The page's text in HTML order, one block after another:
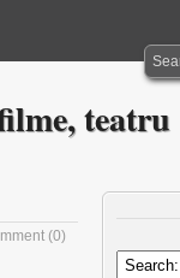
teatru
(0)